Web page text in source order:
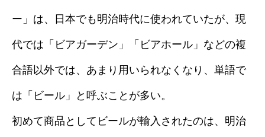
ー」は、日本でも明治時代に使われていたが、現
代では「ビアガーデン」「ビアホール」などの複
合語以外では、あまり用いられなくなり、単語で
は「ビール」と呼ぶことが多い。
初めて商品としてビールが輸入されたのは、明治